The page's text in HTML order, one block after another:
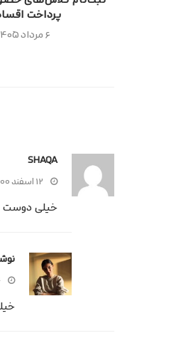
پرداخت
۶ مرداد ۱۴۰۵
SHAQA
۱۲ اسفند ۱۴۰۰ - ۱۱:۰۷ ق٫ظ
خیلی دوست